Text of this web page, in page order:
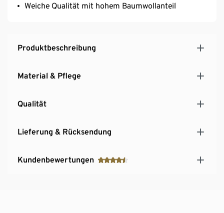
Weiche Qualität mit hohem Baumwollanteil
Produktbeschreibung
Material & Pflege
Qualität
Lieferung & Rücksendung
Kundenbewertungen